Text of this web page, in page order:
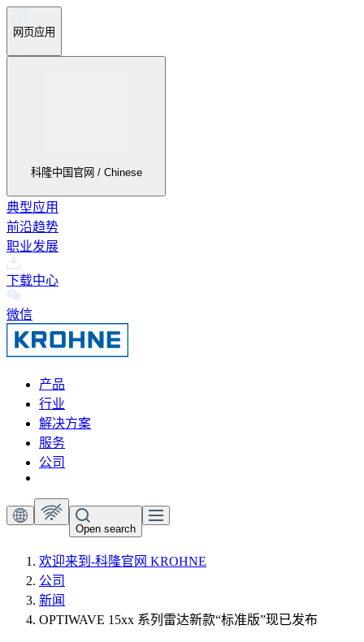
网页应用
科隆中国官网 / Chinese
典型应用
前沿趋势
职业发展
下载中心
微信
产品
行业
解决方案
服务
公司
Open search
欢迎来到-科隆官网 KROHNE
公司
新闻
OPTIWAVE 15xx 系列雷达新款“标准版”现已发布